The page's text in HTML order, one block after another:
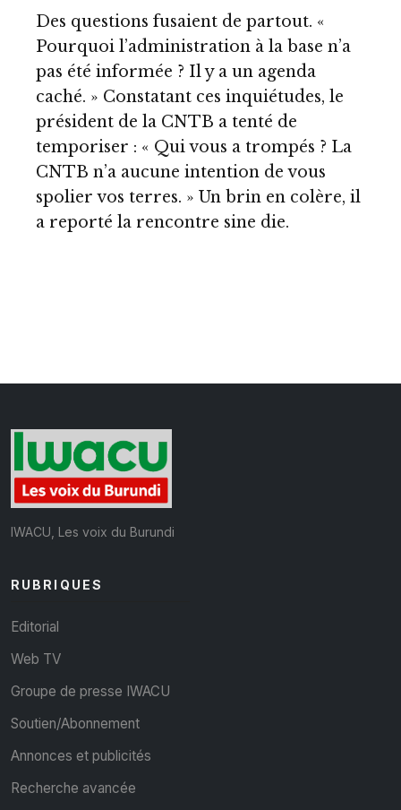
Des questions fusaient de partout. «
Pourquoi l’administration à la base n’a
pas été informée ? Il y a un agenda
caché. » Constatant ces inquiétudes, le
président de la CNTB a tenté de
temporiser : « Qui vous a trompés ? La
CNTB n’a aucune intention de vous
spolier vos terres. » Un brin en colère, il
a reporté la rencontre sine die.
IWACU, Les voix du Burundi
RUBRIQUES
Editorial
Web TV
Groupe de presse IWACU
Soutien/Abonnement
Annonces et publicités
Recherche avancée